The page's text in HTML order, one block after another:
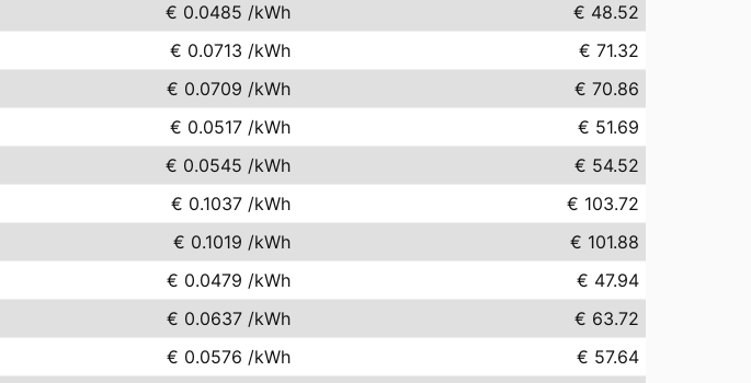
€ 0.0485 /kWh
€ 48.52
€ 0.0713 /kWh
€ 71.32
€ 0.0709 /kWh
€ 70.86
€ 0.0517 /kWh
€ 51.69
€ 0.0545 /kWh
€ 54.52
€ 0.1037 /kWh
€ 103.72
€ 0.1019 /kWh
€ 101.88
€ 0.0479 /kWh
€ 47.94
€ 0.0637 /kWh
€ 63.72
€ 0.0576 /kWh
€ 57.64